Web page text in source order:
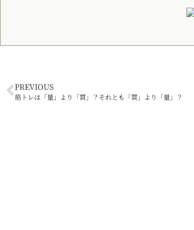
PREVIOUS
筋トレは「量」より「質」？それとも「質」より「量」？